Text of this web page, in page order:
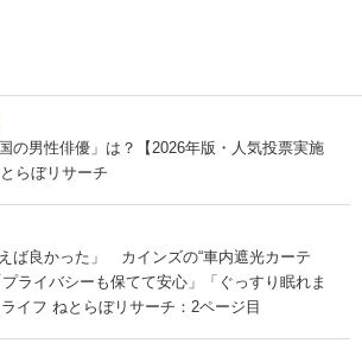
の男性俳優」は？【2026年版・人気投票実施
らぼリサーチ
えば良かった」 カインズの“車内遮光カーテ
ライバシーも保てて安心」「ぐっすり眠れま
イフ ねとらぼリサーチ：2ページ目